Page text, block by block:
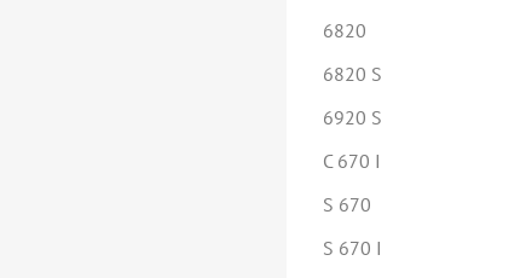
6820
6820 S
6920 S
C 670 I
S 670
S 670 I